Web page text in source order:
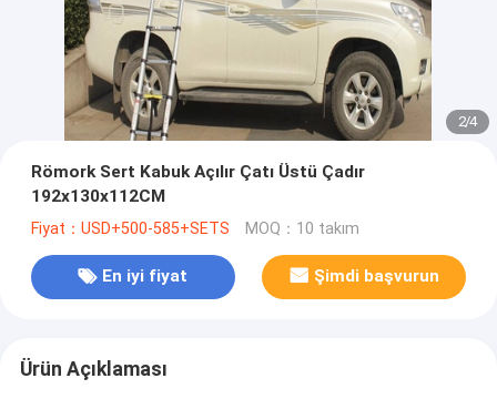
2/4
Römork Sert Kabuk Açılır Çatı Üstü Çadır
192x130x112CM
Fiyat：USD+500-585+SETS MOQ：10 takım
En iyi fiyat Şimdi başvurun
Ürün Açıklaması